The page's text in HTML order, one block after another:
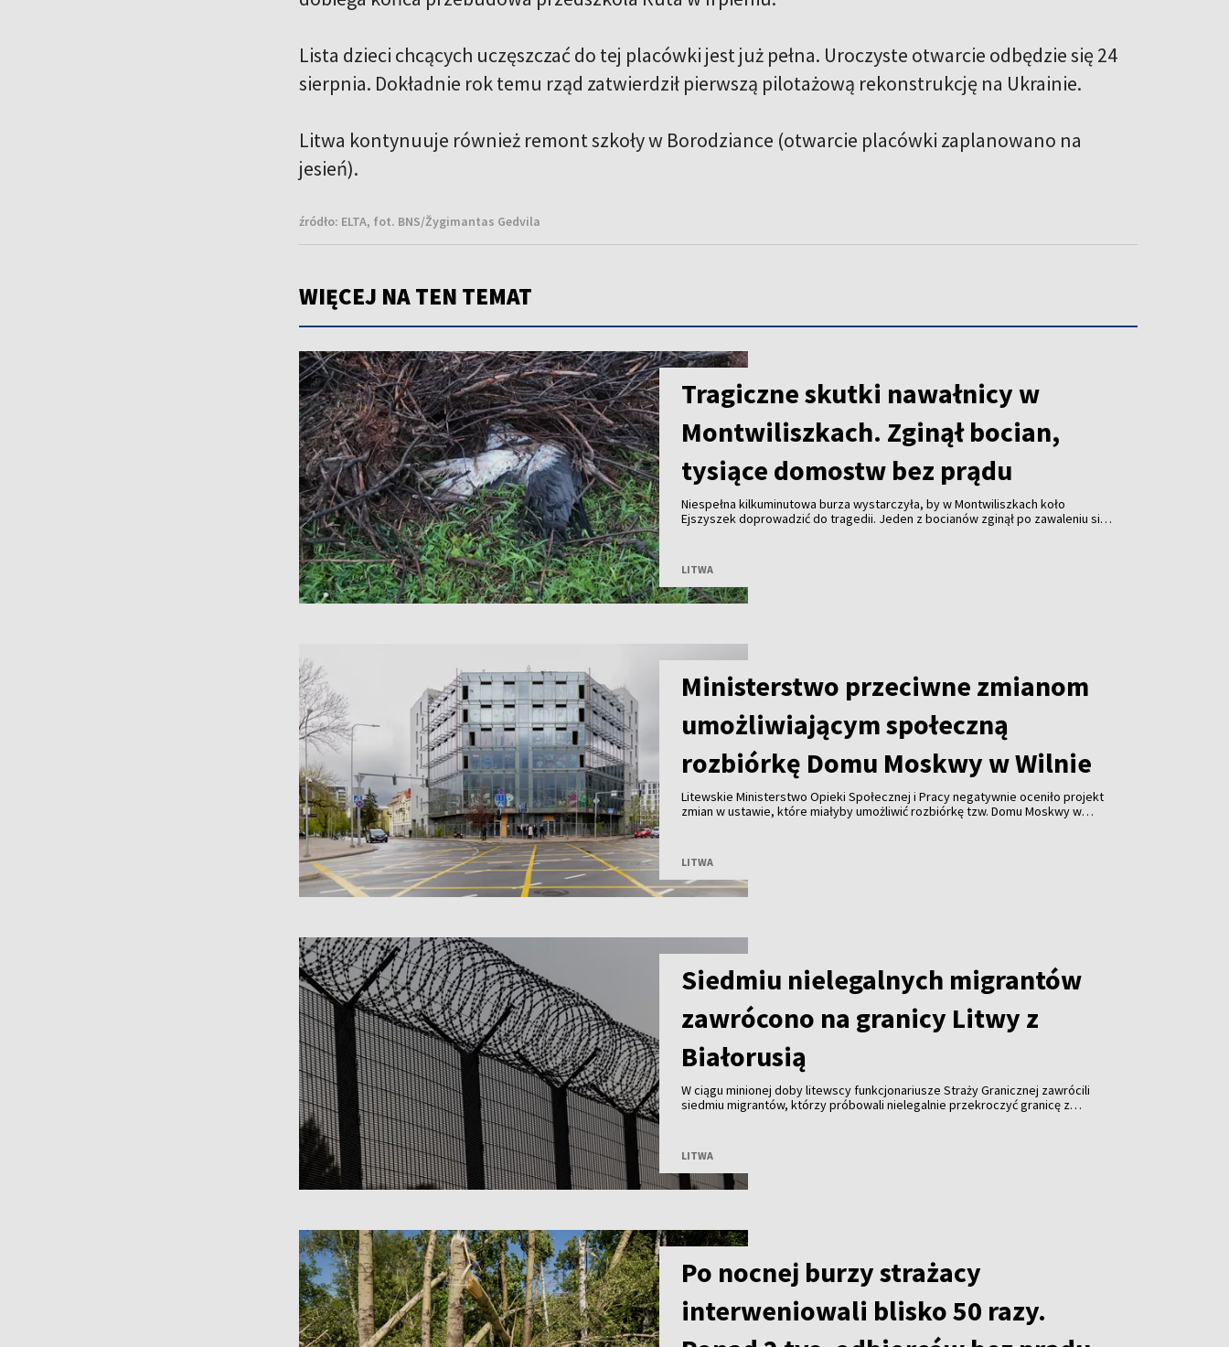
Lista dzieci chcących uczęszczać do tej placówki jest już pełna. Uroczyste otwarcie odbędzie się 24
sierpnia. Dokładnie rok temu rząd zatwierdził pierwszą pilotażową rekonstrukcję na Ukrainie.
Litwa kontynuuje również remont szkoły w Borodziance (otwarcie placówki zaplanowano na
jesień).
źródło: ELTA, fot. BNS/Žygimantas Gedvila
WIĘCEJ NA TEN TEMAT
Tragiczne skutki nawałnicy w
Montwiliszkach. Zginął bocian,
tysiące domostw bez prądu
Niespełna kilkuminutowa burza wystarczyła, by w Montwiliszkach koło
Ejszyszek doprowadzić do tragedii. Jeden z bocianów zginął po zawaleniu się
LITWA
Ministerstwo przeciwne zmianom
umożliwiającym społeczną
rozbiórkę Domu Moskwy w Wilnie
Litewskie Ministerstwo Opieki Społecznej i Pracy negatywnie oceniło projekt
zmian w ustawie, które miałyby umożliwić rozbiórkę tzw. Domu Moskwy w
LITWA
Siedmiu nielegalnych migrantów
zawrócono na granicy Litwy z
Białorusią
W ciągu minionej doby litewscy funkcjonariusze Straży Granicznej zawrócili
siedmiu migrantów, którzy próbowali nielegalnie przekroczyć granicę z
LITWA
Po nocnej burzy strażacy
interweniowali blisko 50 razy.